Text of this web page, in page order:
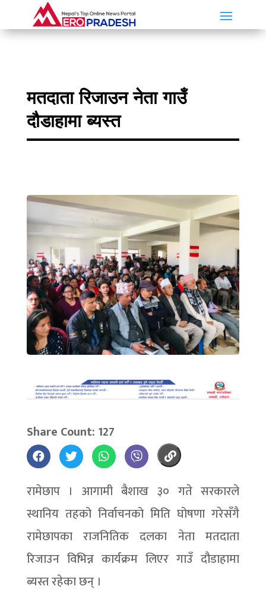
मतदाता रिजाउन नेता गाउँ
दौडाहामा ब्यस्त
Share Count: 127
रामेछाप । आगामी बैशाख ३० गते सरकारले
स्थानिय तहको निर्वाचनको मिति घोषणा गरेसँगै
रामेछापका राजनितिक दलका नेता मतदाता
रिजाउन विभिन्न कार्यक्रम लिएर गाउँ दौडाहामा
ब्यस्त रहेका छन् ।